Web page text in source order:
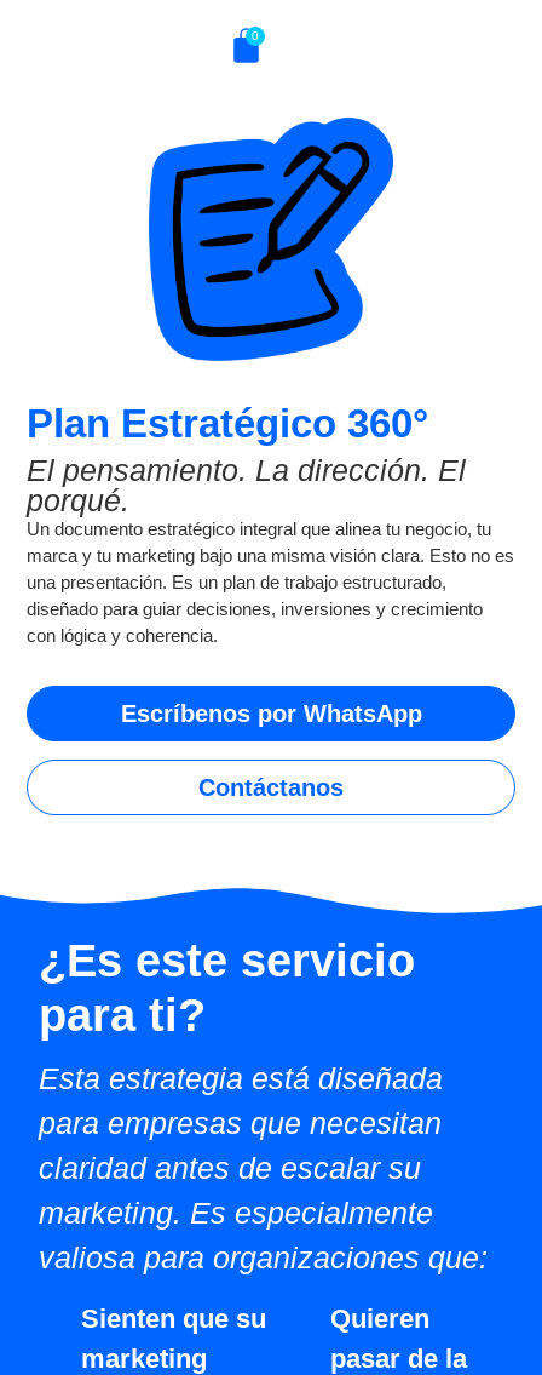
0
Plan Estratégico 360°
El pensamiento. La dirección. El
porqué.
Un documento estratégico integral que alinea tu negocio, tu
marca y tu marketing bajo una misma visión clara. Esto no es
una presentación. Es un plan de trabajo estructurado,
diseñado para guiar decisiones, inversiones y crecimiento
con lógica y coherencia.
Escríbenos por WhatsApp
Contáctanos
¿Es este servicio
para ti?
Esta estrategia está diseñada
para empresas que necesitan
claridad antes de escalar su
marketing. Es especialmente
valiosa para organizaciones que:
Sienten que su
marketing
Quieren
pasar de la